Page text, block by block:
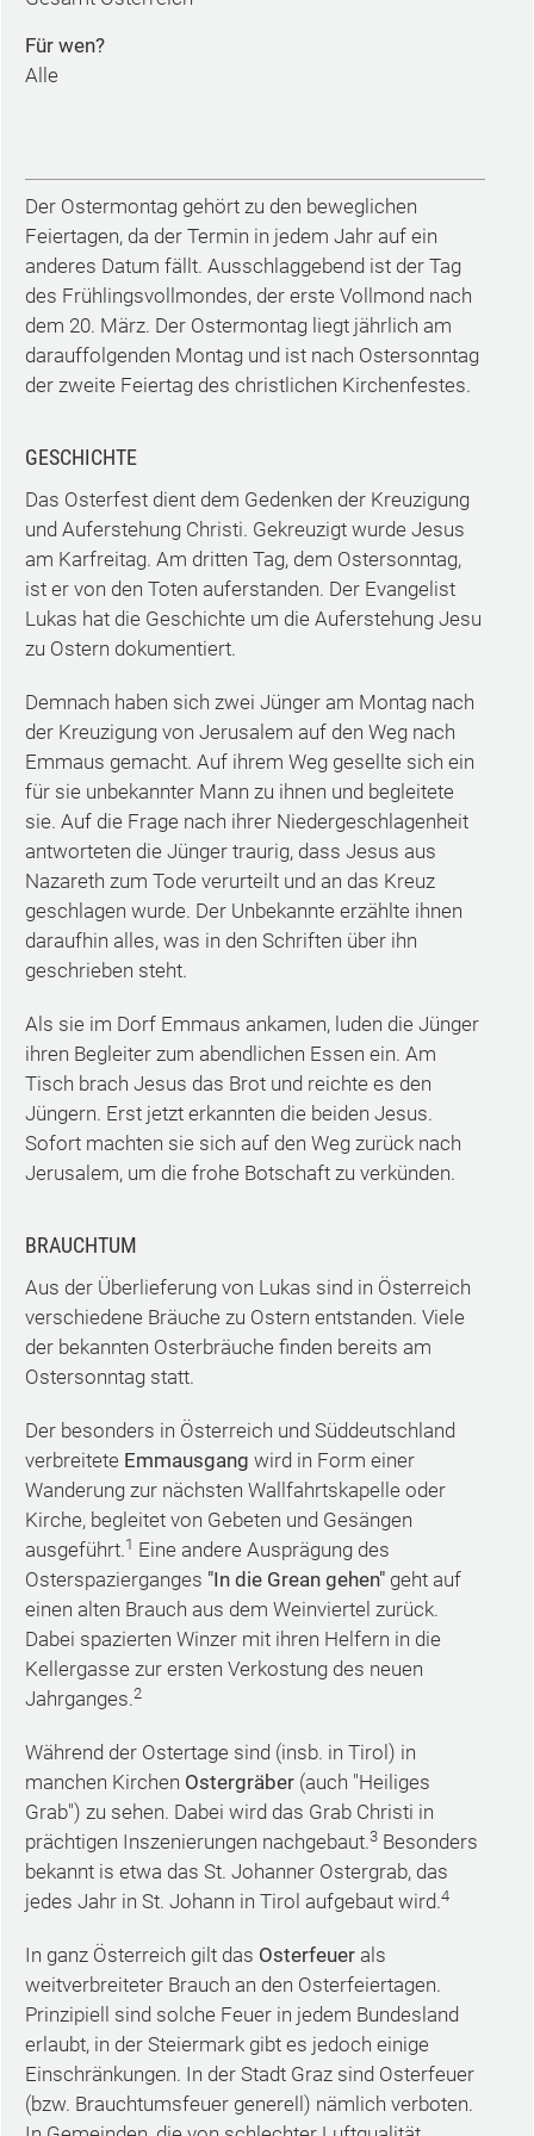
Für wen?
Alle
Der Ostermontag gehört zu den beweglichen
Feiertagen, da der Termin in jedem Jahr auf ein
anderes Datum fällt. Ausschlaggebend ist der Tag
des Frühlingsvollmondes, der erste Vollmond nach
dem 20. März. Der Ostermontag liegt jährlich am
darauffolgenden Montag und ist nach Ostersonntag
der zweite Feiertag des christlichen Kirchenfestes.
GESCHICHTE
Das Osterfest dient dem Gedenken der Kreuzigung
und Auferstehung Christi. Gekreuzigt wurde Jesus
am Karfreitag. Am dritten Tag, dem Ostersonntag,
ist er von den Toten auferstanden. Der Evangelist
Lukas hat die Geschichte um die Auferstehung Jesu
zu Ostern dokumentiert.
Demnach haben sich zwei Jünger am Montag nach
der Kreuzigung von Jerusalem auf den Weg nach
Emmaus gemacht. Auf ihrem Weg gesellte sich ein
für sie unbekannter Mann zu ihnen und begleitete
sie. Auf die Frage nach ihrer Niedergeschlagenheit
antworteten die Jünger traurig, dass Jesus aus
Nazareth zum Tode verurteilt und an das Kreuz
geschlagen wurde. Der Unbekannte erzählte ihnen
daraufhin alles, was in den Schriften über ihn
geschrieben steht.
Als sie im Dorf Emmaus ankamen, luden die Jünger
ihren Begleiter zum abendlichen Essen ein. Am
Tisch brach Jesus das Brot und reichte es den
Jüngern. Erst jetzt erkannten die beiden Jesus.
Sofort machten sie sich auf den Weg zurück nach
Jerusalem, um die frohe Botschaft zu verkünden.
BRAUCHTUM
Aus der Überlieferung von Lukas sind in Österreich
verschiedene Bräuche zu Ostern entstanden. Viele
der bekannten Osterbräuche finden bereits am
Ostersonntag statt.
Der besonders in Österreich und Süddeutschland
verbreitete Emmausgang wird in Form einer
Wanderung zur nächsten Wallfahrtskapelle oder
Kirche, begleitet von Gebeten und Gesängen
ausgeführt.1 Eine andere Ausprägung des
Osterspazierganges "In die Grean gehen"geht auf
einen alten Brauch aus dem Weinviertel zurück.
Dabei spazierten Winzer mit ihren Helfern in die
Kellergasse zur ersten Verkostung des neuen
Jahrganges.2
Während der Ostertage sind (insb. in Tirol) in
manchen Kirchen Ostergräber(auch "Heiliges
Grab") zu sehen. Dabei wird das Grab Christi in
prächtigen Inszenierungen nachgebaut.3Besonders
bekannt is etwa das St. Johanner Ostergrab, das
jedes Jahr in St. Johann in Tirol aufgebaut wird.4
In ganz Österreich gilt das Osterfeuerals
weitverbreiteter Brauch an den Osterfeiertagen.
Prinzipiell sind solche Feuer in jedem Bundesland
erlaubt, in der Steiermark gibt es jedoch einige
Einschränkungen. In der Stadt Graz sind Osterfeuer
(bzw. Brauchtumsfeuer generell) nämlich verboten.